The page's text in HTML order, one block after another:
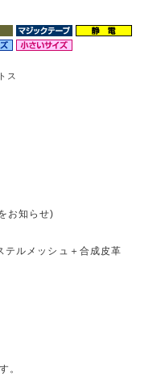
ス
お知らせ)
テルメッシュ＋合成皮革
。